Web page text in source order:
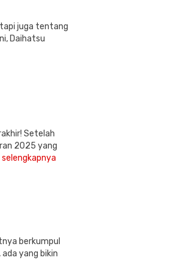
tapi juga tentang
Daihatsu
Setelah
2025 yang
selengkapnya
berkumpul
yang bikin